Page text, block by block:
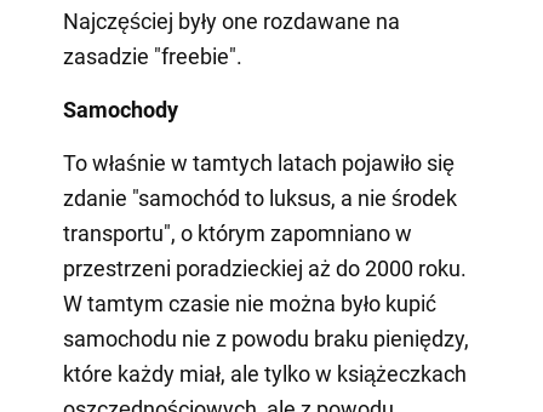
Najczęściej były one rozdawane na
zasadzie "freebie".
Samochody
To właśnie w tamtych latach pojawiło się
zdanie "samochód to luksus, a nie środek
transportu", o którym zapomniano w
przestrzeni poradzieckiej aż do 2000 roku.
W tamtym czasie nie można było kupić
samochodu nie z powodu braku pieniędzy,
które każdy miał, ale tylko w książeczkach